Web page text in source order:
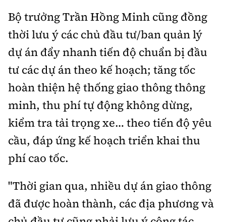
Bộ trưởng Trần Hồng Minh cũng đồng
thời lưu ý các chủ đầu tư/ban quản lý
dự án đẩy nhanh tiến độ chuẩn bị đầu
tư các dự án theo kế hoạch; tăng tốc
hoàn thiện hệ thống giao thông thông
minh, thu phí tự động không dừng,
kiểm tra tải trọng xe… theo tiến độ yêu
cầu, đáp ứng kế hoạch triển khai thu
phí cao tốc.
"Thời gian qua, nhiều dự án giao thông
đã được hoàn thành, các địa phương và